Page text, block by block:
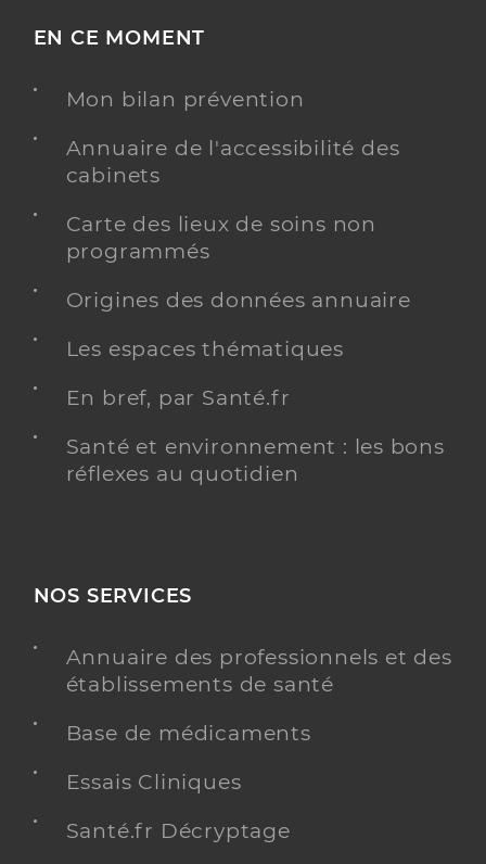
EN CE MOMENT
Mon bilan prévention
Annuaire de l'accessibilité des
cabinets
Carte des lieux de soins non
programmés
Origines des données annuaire
Les espaces thématiques
En bref, par Santé.fr
Santé et environnement : les bons
réflexes au quotidien
NOS SERVICES
Annuaire des professionnels et des
établissements de santé
Base de médicaments
Essais Cliniques
Santé.fr Décryptage